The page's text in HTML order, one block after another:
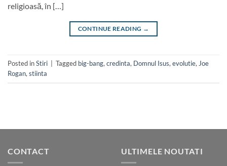
religioasă, în […]
CONTINUE READING →
Posted inStiri Tagged big-bang, credinta, Domnul Isus, evolutie, Joe
Rogan, stiinta
CONTACT ULTIMELE NOUTATI